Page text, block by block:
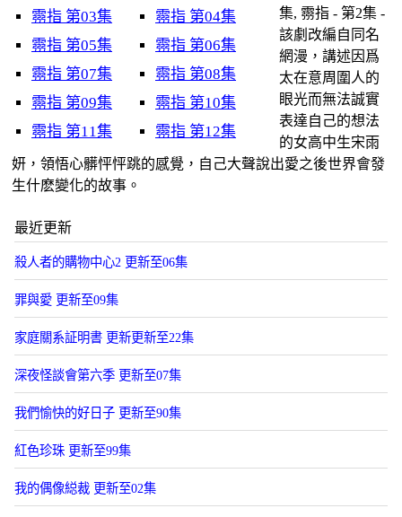
霛指 第03集
霛指 第04集
霛指 第05集
霛指 第06集
霛指 第07集
霛指 第08集
霛指 第09集
霛指 第10集
霛指 第11集
霛指 第12集
集, 霛指 - 第2集 -
該劇改編自同名
網漫，講述因爲
太在意周圍人的
眼光而無法誠實
表達自己的想法
的女高中生宋雨
妍，領悟心髒怦怦跳的感覺，自己大聲說出愛之後世界會發
生什麽變化的故事。
最近更新
殺人者的購物中心2 更新至06集
罪與愛 更新至09集
家庭關系証明書 更新更新至22集
深夜怪談會第六季 更新至07集
我們愉快的好日子 更新至90集
紅色珍珠 更新至99集
我的偶像縂裁 更新至02集